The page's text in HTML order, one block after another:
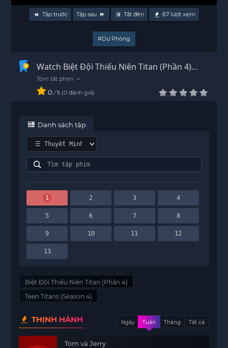
Tập trước Tập sau Tắt đèn 67lượt xem
#Dự Phòng
Watch Biệt Đội Thiếu Niên Titan (Phần 4)
Thuyết Minh - HD
0 / 5 0 đánh giá
Danh sách tập
1 2 3 4
5 6 7 8
9 10 11 12
13
Biệt Đội Thiếu Niên Titan (Phần 4)
Teen Titans (Season 4)
THỊNH HÀNH Ngày Tuần Tháng Tất cả
Tom và Jerry